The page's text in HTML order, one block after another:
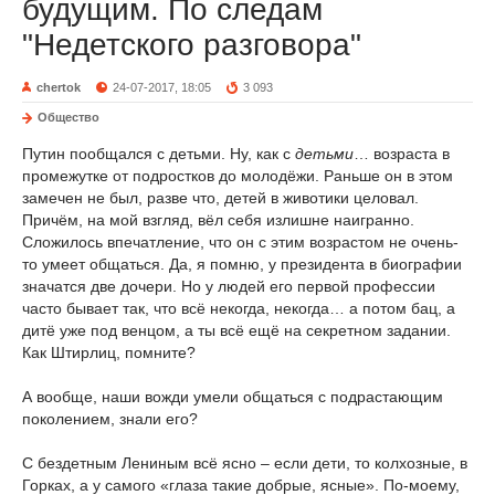
будущим. По следам
"Недетского разговора"
chertok 24-07-2017, 18:05 3 093
Общество
Путин пообщался с детьми. Ну, как с детьми … возраста в
промежутке от подростков до молодёжи. Раньше он в этом
замечен не был, разве что, детей в животики целовал.
Причём, на мой взгляд, вёл себя излишне наигранно.
Сложилось впечатление, что он с этим возрастом не очень-
то умеет общаться. Да, я помню, у президента в биографии
значатся две дочери. Но у людей его первой профессии
часто бывает так, что всё некогда, некогда… а потом бац, а
дитё уже под венцом, а ты всё ещё на секретном задании.
Как Штирлиц, помните?
А вообще, наши вожди умели общаться с подрастающим
поколением, знали его?
С бездетным Лениным всё ясно – если дети, то колхозные, в
Горках, а у самого «глаза такие добрые, ясные». По-моему,